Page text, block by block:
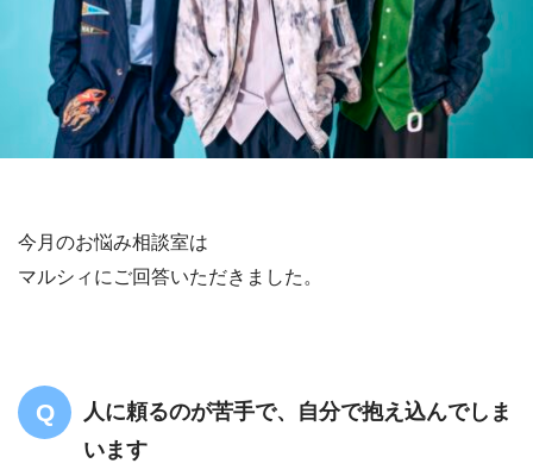
今月のお悩み相談室は
マルシィにご回答いただきました。
人に頼るのが苦手で、自分で抱え込んでしま
います